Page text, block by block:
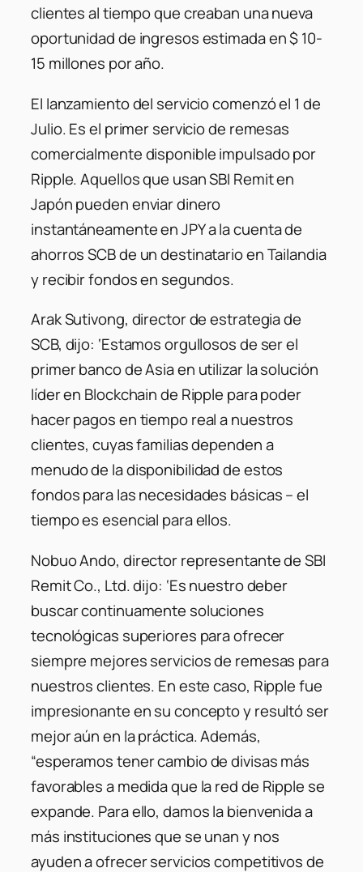
clientes al tiempo que creaban una nueva
oportunidad de ingresos estimada en $ 10-
15 millones por año.
El lanzamiento del servicio comenzó el 1 de
Julio. Es el primer servicio de remesas
comercialmente disponible impulsado por
Ripple. Aquellos que usan SBI Remit en
Japón pueden enviar dinero
instantáneamente en JPY a la cuenta de
ahorros SCB de un destinatario en Tailandia
y recibir fondos en segundos.
Arak Sutivong, director de estrategia de
SCB, dijo: ‘Estamos orgullosos de ser el
primer banco de Asia en utilizar la solución
líder en Blockchain de Ripple para poder
hacer pagos en tiempo real a nuestros
clientes, cuyas familias dependen a
menudo de la disponibilidad de estos
fondos para las necesidades básicas – el
tiempo es esencial para ellos.
Nobuo Ando, director representante de SBI
Remit Co., Ltd. dijo: ‘Es nuestro deber
buscar continuamente soluciones
tecnológicas superiores para ofrecer
siempre mejores servicios de remesas para
nuestros clientes. En este caso, Ripple fue
impresionante en su concepto y resultó ser
mejor aún en la práctica. Además,
“esperamos tener cambio de divisas más
favorables a medida que la red de Ripple se
expande. Para ello, damos la bienvenida a
más instituciones que se unan y nos
ayuden a ofrecer servicios competitivos de